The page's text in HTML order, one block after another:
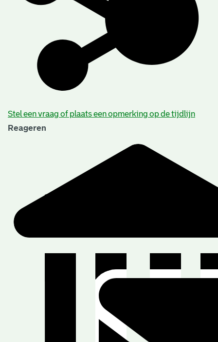
Stel een vraag of plaats een opmerking op de tijdlijn
Reageren